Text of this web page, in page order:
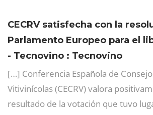
CECRV satisfecha con la
Parlamento Europeo para el
- Tecnovino : Tecnovino
[…] Conferencia Española de
Vitivinícolas (CECRV) valora
resultado de la votación que tuvo